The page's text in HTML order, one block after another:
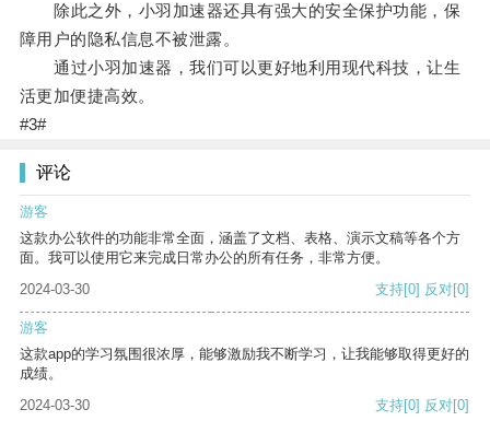
除此之外，小羽加速器还具有强大的安全保护功能，保
障用户的隐私信息不被泄露。
通过小羽加速器，我们可以更好地利用现代科技，让生
活更加便捷高效。
#3#
评论
游客
这款办公软件的功能非常全面，涵盖了文档、表格、演示文稿等各个方
面。我可以使用它来完成日常办公的所有任务，非常方便。
2024-03-30
支持[0] 反对[0]
游客
这款app的学习氛围很浓厚，能够激励我不断学习，让我能够取得更好的
成绩。
2024-03-30
支持[0] 反对[0]